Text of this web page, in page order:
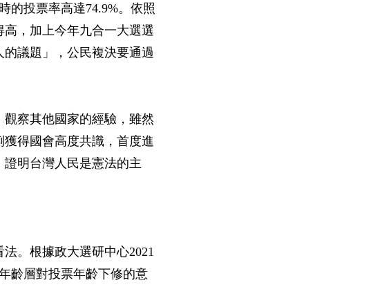
的投票率高達74.9%。依照
，加上今年九合一大選選
議題」，公民複決要通過
觀察其他國家的經驗，雖然
得國會高度共識，首度進
明台灣人民是憲法的主
。根據政大選研中心2021
齡層對投票年齡下修的意